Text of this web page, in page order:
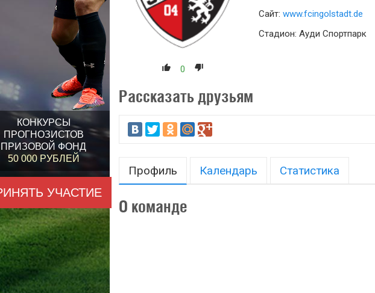
КОНКУРСЫ
ПРОГНОЗИСТОВ
ПРИЗОВОЙ ФОНД
50 000 РУБЛЕЙ
УЧАСТИЕ
0
Сайт: www.fcingolstadt.de
Стадион: Ауди Спортпарк
Рассказать друзьям
Профиль Календарь Статистика
О команде